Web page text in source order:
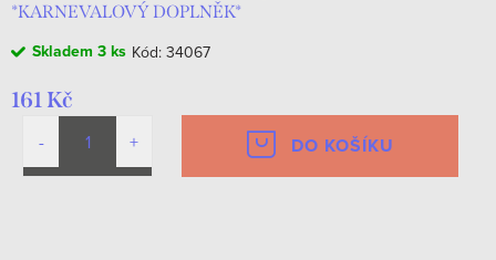
*KARNEVALOVÝ DOPLNĚK*
Skladem 3 ks Kód: 34067
161 Kč
DO KOŠÍKU